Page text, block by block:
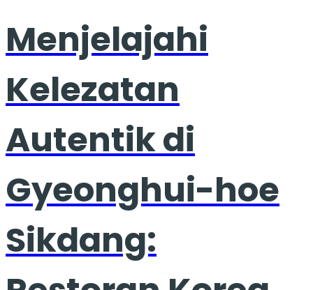
Menjelajahi
Kelezatan
Autentik di
Gyeonghui-hoe
Sikdang: